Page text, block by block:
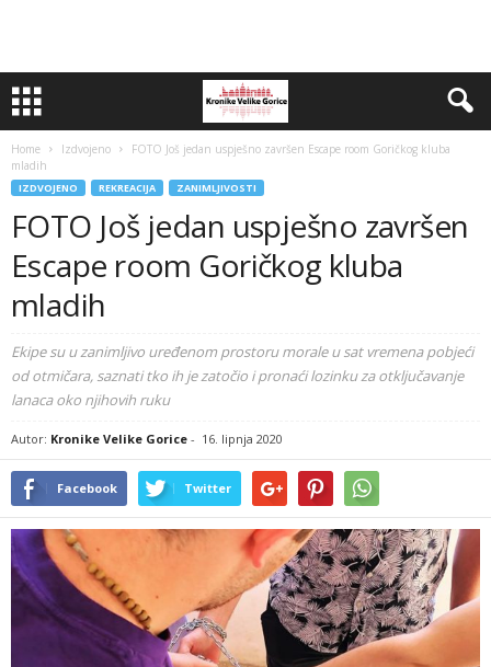
Home Izdvojeno
FOTO Još jedan uspješno završen Escape room Goričkog kluba
mladih
IZDVOJENO REKREACIJA ZANIMLJIVOSTI
FOTO Još jedan uspješno završen
Escape room Goričkog kluba
mladih
Ekipe su u zanimljivo uređenom prostoru morale u sat vremena pobjeći
od otmičara, saznati tko ih je zatočio i pronaći lozinku za otključavanje
lanaca oko njihovih ruku
Autor: Kronike Velike Gorice - 16. lipnja 2020
Facebook Twitter